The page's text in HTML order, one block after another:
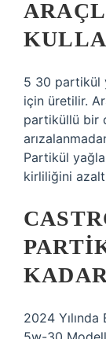
5 30 partikül
için üretilir.
partiküllü bir
Partikül
kirliliğini
2024